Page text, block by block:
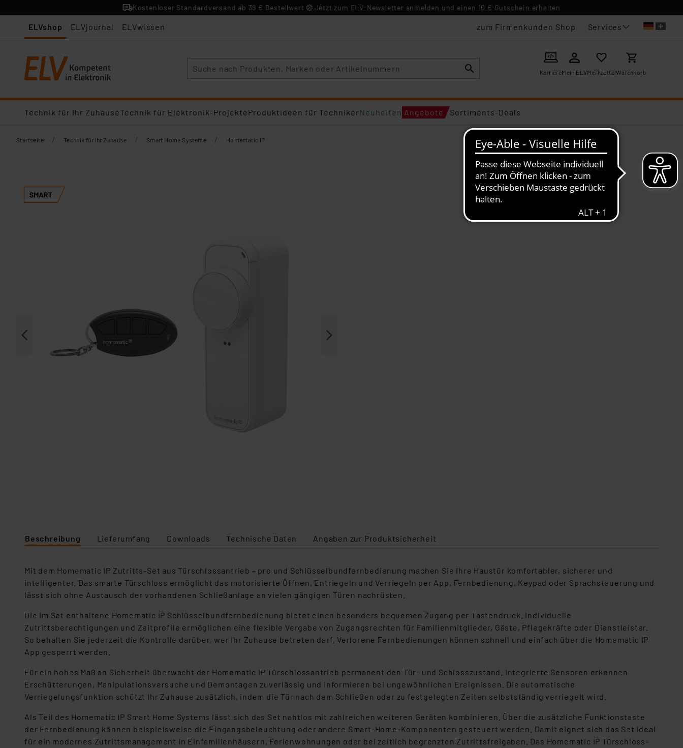
Kostenloser Standardversand ab 39 € Bestellwert Jetzt zum ELV-Newsletter anmelden und einen 10 € Gutschein erhalten
ELVshop ELVjournal ELVwissen zum Firmenkunden Shop Services
KarriereMein ELVMerkzettelWarenkorb
Technik für Ihr ZuhauseTechnik für Elektronik-ProjekteProduktideen für TechnikerNeuheiten Angebote Sortiments-Deals
Startseite / Technik für Ihr Zuhause / Smart Home Systeme / Homematic IP
Beschreibung Lieferumfang Downloads Technische Daten Angaben zur Produktsicherheit
Mit dem Homematic IP Zutritts-Set aus Türschlossantrieb – pro und Schlüsselbundfernbedienung machen Sie Ihre Haustür komfortabler, sicherer und
intelligenter. Das smarte Türschloss ermöglicht das motorisierte Öffnen, Entriegeln und Verriegeln per App, Fernbedienung, Keypad oder Sprachsteuerung und
lässt sich ohne Austausch der vorhandenen Schließanlage an vielen gängigen Türen nachrüsten.
Die im Set enthaltene Homematic IP Schlüsselbundfernbedienung bietet einen besonders bequemen Zugang per Tastendruck. Individuelle
Zutrittsberechtigungen und Zeitprofile ermöglichen eine flexible Vergabe von Zugangsrechten für Familienmitglieder, Gäste, Pflegekräfte oder Dienstleister.
So behalten Sie jederzeit die Kontrolle darüber, wer Ihr Zuhause betreten darf. Verlorene Fernbedienungen können schnell und einfach über die Homematic IP
App gesperrt werden.
Für ein hohes Maß an Sicherheit überwacht der Homematic IP Türschlossantrieb permanent den Tür- und Schlosszustand. Integrierte Sensoren erkennen
Erschütterungen, Manipulationsversuche und Demontagen zuverlässig und informieren bei ungewöhnlichen Ereignissen. Die automatische
Verriegelungsfunktion schützt Ihr Zuhause zusätzlich, indem die Tür nach dem Schließen oder zu festgelegten Zeiten selbstständig verriegelt wird.
Als Teil des Homematic IP Smart Home Systems lässt sich das Set nahtlos mit zahlreichen weiteren Geräten kombinieren. Über die zusätzliche Funktionstaste
der Fernbedienung können beispielsweise die Eingangsbeleuchtung oder andere Smart-Home-Komponenten gesteuert werden. Damit eignet sich das Set ideal
für ein modernes Zutrittsmanagement in Einfamilienhäusern, Ferienwohnungen oder bei zeitlich begrenzten Zutrittsfreigaben. Das Homematic IP Türschloss-